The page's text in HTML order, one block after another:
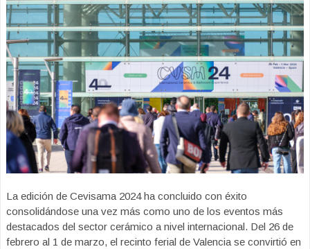
La edición de Cevisama 2024 ha concluido con éxito
consolidándose una vez más como uno de los eventos más
destacados del sector cerámico a nivel internacional. Del 26 de
febrero al 1 de marzo, el recinto ferial de Valencia se convirtió en